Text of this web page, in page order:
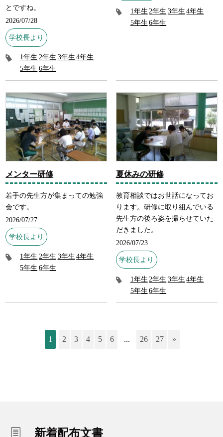
とですね。
2026/07/28
学校長より
1年生 2年生 3年生 4年生
5年生 6年生
1年生 2年生 3年生 4年生
5年生 6年生
メンター研修
若手の先生方が集まっての勉強
会です。
2026/07/27
学校長より
1年生 2年生 3年生 4年生
5年生 6年生
夏休みの研修
教育相談ではお世話になってお
ります。研修に取り組んでいる
先生方の後ろ姿を撮らせていた
だきました。
2026/07/23
学校長より
1年生 2年生 3年生 4年生
5年生 6年生
1 2 3 4 5 6 ... 26 27 »
新着配布文書